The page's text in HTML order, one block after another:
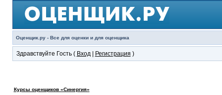
Оценщик.ру - Все для оценки и для оценщика
Здравствуйте Гость ( Вход| Регистрация )
Курсы оценщиков «Синергия»